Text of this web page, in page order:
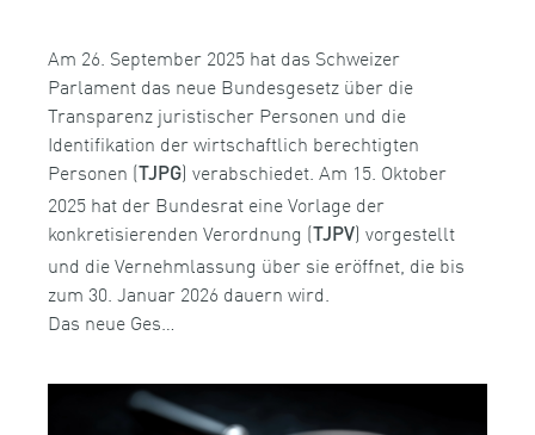
Am 26. September 2025 hat das Schweizer
Parlament das neue Bundesgesetz über die
Transparenz juristischer Personen und die
Identifikation der wirtschaftlich berechtigten
Personen ( TJPG) verabschiedet. Am 15. Oktober
2025 hat der Bundesrat eine Vorlage der
konkretisierenden Verordnung ( TJPV) vorgestellt
und die Vernehmlassung über sie eröffnet, die bis
zum 30. Januar 2026 dauern wird.
Das neue Ges…